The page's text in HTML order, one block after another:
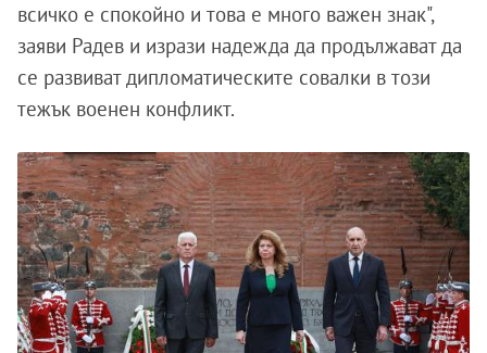
всичко е спокойно и това е много важен знак",
заяви Радев и изрази надежда да продължават да
се развиват дипломатическите совалки в този
тежък военен конфликт.